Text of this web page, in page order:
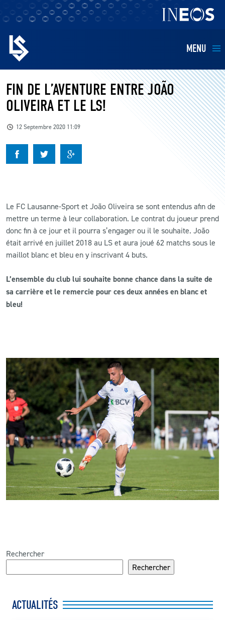
MENU
EQUIPES
BILLETTERIE
KIDS
RESTAURATION
CLUB
CONTACT
ACTUALITÉS
LS ACADEMY CAMPS
MATCH DES CELEBRITES
PRESSE ET MEDIAS
FIN DE L’AVENTURE ENTRE JOÃO
OLIVEIRA ET LE LS!
12 Septembre 2020 11:09
Le FC Lausanne-Sport et João Oliveira se sont entendus afin de
mettre un terme à leur collaboration. Le contrat du joueur prend
donc fin à ce jour et il pourra s’engager ou il le souhaite. João
était arrivé en juillet 2018 au LS et aura joué 62 matchs sous le
maillot blanc et bleu en y inscrivant 4 buts.
L’ensemble du club lui souhaite bonne chance dans la suite de
sa carrière et le remercie pour ces deux années en blanc et
bleu!
Rechercher
Rechercher
ACTUALITÉS